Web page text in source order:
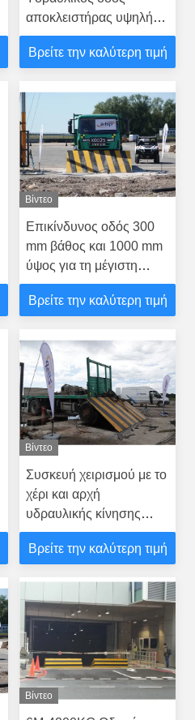
αποκλειστήρας υψηλή
ασφάλεια για τις
επιχειρήσεις
Βρείτε την καλύτερη τιμή
Βίντεο
Επικίνδυνος οδός 300
mm βάθος και 1000 mm
ύψος για τη μέγιστη
ασφάλεια
Βρείτε την καλύτερη τιμή
Βίντεο
Συσκευή χειρισμού με το
χέρι και αρχή
υδραυλικής κίνησης
Οδικοί αποκλειστές για
καταστάσεις έκτακτης
Βρείτε την καλύτερη τιμή
Βίντεο